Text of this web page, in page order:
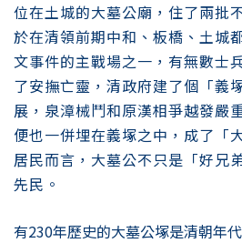
位在土城的大墓公廟，住了兩批
於在清領前期中和、板橋、土城
文事件的主戰場之一，有無數士
了安撫亡靈，清政府建了個「義
展，泉漳械鬥和原漢相爭越發嚴
便也一併埋在義塚之中，成了「
居民而言，大墓公不只是「好兄
先民。
有230年歷史的大墓公塚是清朝年